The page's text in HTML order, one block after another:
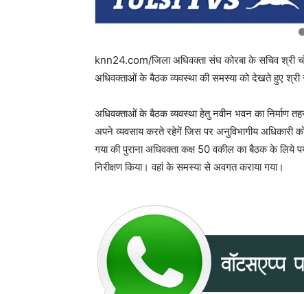
knn24.com/जिला अधिवक्ता संघ कोरबा के सचिव श्री
अधिवक्ताओं के बैठक व्यवस्था की समस्या को देखते हुए श्री
अधिवक्ताओं के बैठक व्यवस्था हेतु नवीन भवन का निर्माण
अपने व्यवसाय करते रहेगें जिस पर अनुविभागीय अधिकारी
गया की पुराना अधिवक्ता कक्ष 50 वकील का बैठक के लिये
निरीक्षण किया। वहां के समस्या से अवगत कराया गया।